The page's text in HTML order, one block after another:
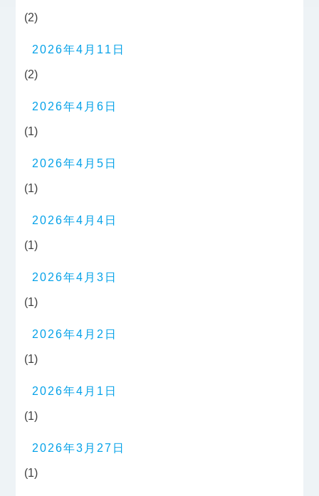
(2)
2026年4月11日
(2)
2026年4月6日
(1)
2026年4月5日
(1)
2026年4月4日
(1)
2026年4月3日
(1)
2026年4月2日
(1)
2026年4月1日
(1)
2026年3月27日
(1)